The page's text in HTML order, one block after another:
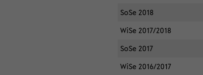
SoSe 2018
WiSe 2017/2018
SoSe 2017
WiSe 2016/2017